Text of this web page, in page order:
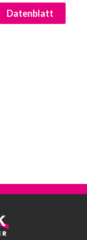
Datenblatt